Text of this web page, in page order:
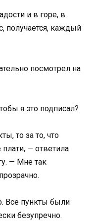
и в горе, в
получается, каждый
посмотрел на
я это подписал?
то за то, что
— ответила
— Мне так
Все пункты были
безупречно.